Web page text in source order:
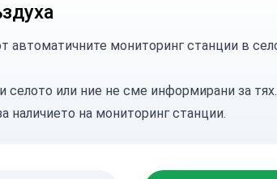
мониторинг станции в
селото или ние не сме информирани за
наличието на мониторинг станции.